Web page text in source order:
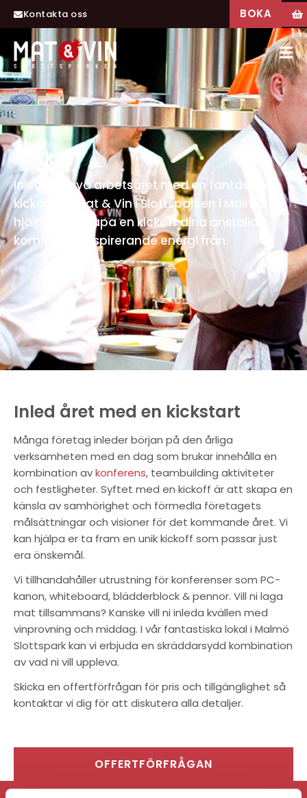
Kontakta oss BOKA
Kickoff
Inled det nya arbetsåret med en fantastisk
kickoff på Mat & Vin i Slottsparken i Malmö. Vi
hjälper dig skapa en kickoff dina anställda
kommer få inspirerande energi från.
Inled året med en kickstart
Många företag inleder början på den årliga
verksamheten med en dag som brukar innehålla en
kombination avkonferens, teambuilding aktiviteter
och festligheter. Syftet med en kickoff är att skapa en
känsla av samhörighet och förmedla företagets
målsättningar och visioner för det kommande året. Vi
kan hjälpa er ta fram en unik kickoff som passar just
era önskemål.
Vi tillhandahåller utrustning för konferenser som PC-
kanon, whiteboard, blädderblock & pennor. Vill ni laga
mat tillsammans? Kanske vill ni inleda kvällen med
vinprovning och middag. I vår fantastiska lokal i Malmö
Slottspark kan vi erbjuda en skräddarsydd kombination
av vad ni vill uppleva.
Skicka en offertförfrågan för pris och tillgänglighet så
kontaktar vi dig för att diskutera alla detaljer.
OFFERTFÖRFRÅGAN